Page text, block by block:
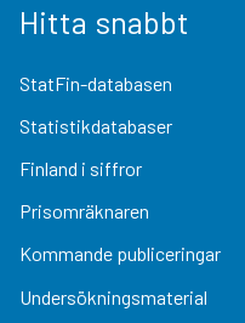
Hitta snabbt
StatFin-databasen
Statistikdatabaser
Finland i siffror
Prisomräknaren
Kommande publiceringar
Undersökningsmaterial